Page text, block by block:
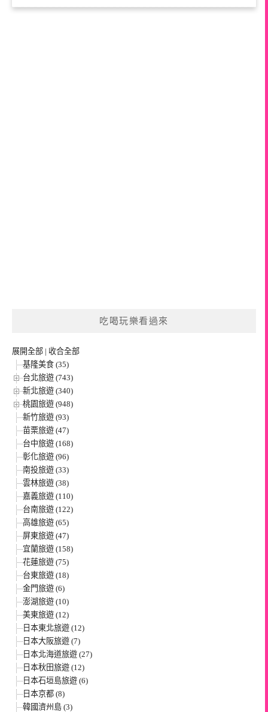
吃喝玩樂看過來
展開全部 | 收合全部
基隆美食 (35)
台北旅遊 (743)
新北旅遊 (340)
桃園旅遊 (948)
新竹旅遊 (93)
苗栗旅遊 (47)
台中旅遊 (168)
彰化旅遊 (96)
南投旅遊 (33)
雲林旅遊 (38)
嘉義旅遊 (110)
台南旅遊 (122)
高雄旅遊 (65)
屏東旅遊 (47)
宜蘭旅遊 (158)
花蓮旅遊 (75)
台東旅遊 (18)
金門旅遊 (6)
澎湖旅遊 (10)
美東旅遊 (12)
日本東北旅遊 (12)
日本大阪旅遊 (7)
日本北海道旅遊 (27)
日本秋田旅遊 (12)
日本石垣島旅遊 (6)
日本京都 (8)
韓國濟州島 (3)